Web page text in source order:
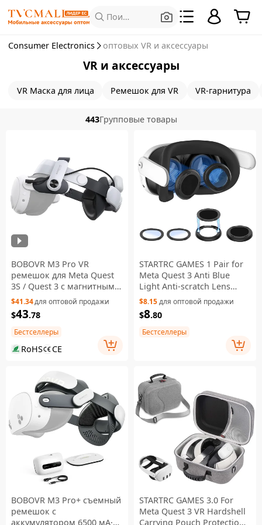
Поиск продуктов
Consumer Electronics оптовых VR и аксессуары
VR и аксессуары
VR Маска для лица Ремешок для VR VR-гарнитура
443Групповые товары
BOBOVR M3 Pro VR
ремешок для Meta Quest
3S / Quest 3 с магнитным
съёмным аккумулятором
5200 мА·ч
$41.34для оптовой продажи
$43.78
Бестселлеры
RoHS CE
STARTRC GAMES 1 Pair for
Meta Quest 3 Anti Blue
Light Anti-scratch Lens
Protective Cover Set
$8.15для оптовой продажи
$8.80
Бестселлеры
BOBOVR M3 Pro+ съемный
ремешок с
аккумулятором 6500 мА·ч
STARTRC GAMES 3.0 For
Meta Quest 3 VR Hardshell
Carrying Pouch Protection